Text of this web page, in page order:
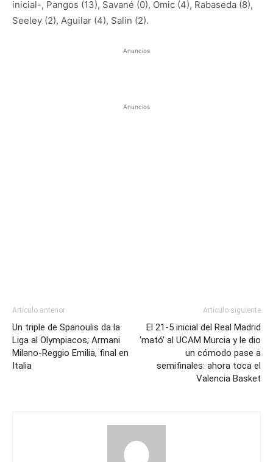
inicial-, Pangos (13), Savané (0), Omic (4), Rabaseda (8),
Seeley (2), Aguilar (4), Salin (2).
Anuncios
Anuncios
Artículo anterior
Un triple de Spanoulis da la
Liga al Olympiacos; Armani
Milano-Reggio Emilia, final en
Italia
Artículo siguiente
El 21-5 inicial del Real Madrid
‘mató’ al UCAM Murcia y le dio
un cómodo pase a
semifinales: ahora toca el
Valencia Basket